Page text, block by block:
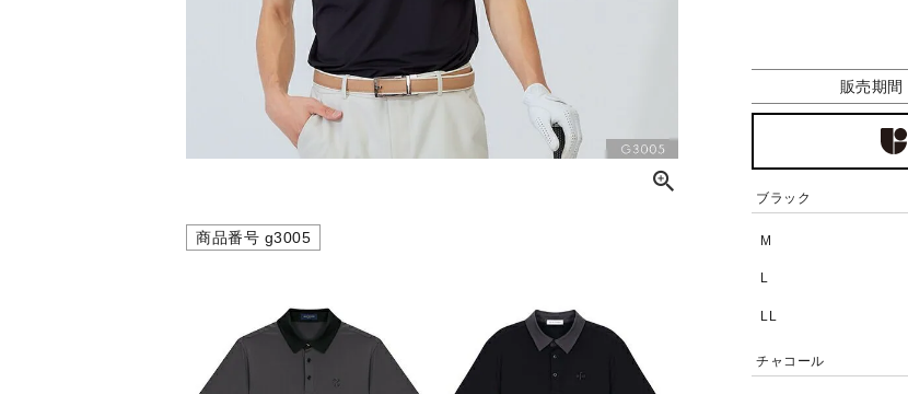
商品番号 g3005
販売期間
ブラック
M
L
LL
チャコール